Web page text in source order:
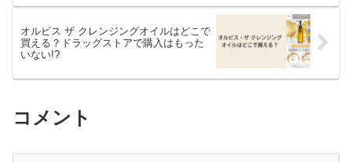
オルビス ザ クレンジングオイルはどこで
買える？ドラッグストアで購入はもった
いない!?
コメント